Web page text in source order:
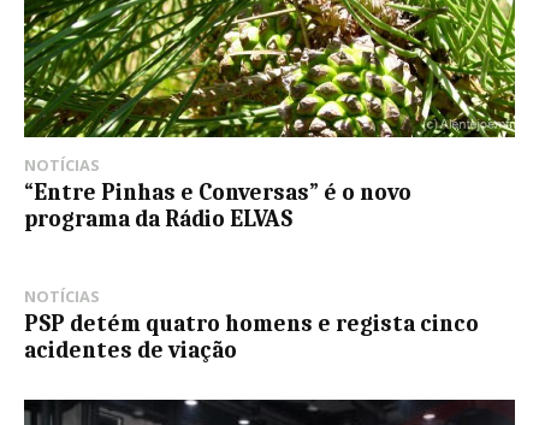
NOTÍCIAS
“Entre Pinhas e Conversas” é o novo
programa da Rádio ELVAS
NOTÍCIAS
PSP detém quatro homens e regista cinco
acidentes de viação